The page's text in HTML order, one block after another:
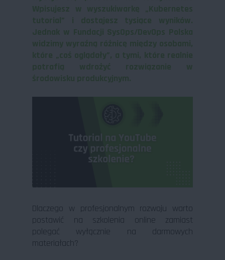
Dlaczego w profesjonalnym rozwoju warto
postawić na szkolenia online zamiast
polegać wyłącznie na darmowych
materiałach?